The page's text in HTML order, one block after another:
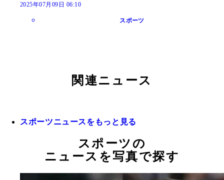
2025年07月09日 06:10
スポーツ
関連ニュース
スポーツニュースをもっと見る
スポーツの
ニュースを写真で探す